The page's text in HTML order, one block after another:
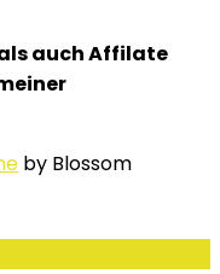
auch Affilate
by Blossom